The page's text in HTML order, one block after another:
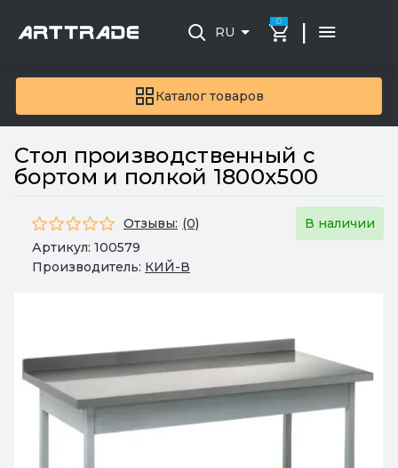
Каталог товаров
RU
0 |
Стол производственный с
бортом и полкой 1800x500
Отзывы: (0)
В наличии
Артикул: 100579
Производитель: КИЙ-В